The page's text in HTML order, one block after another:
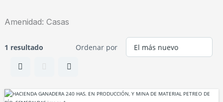
Amenidad: Casas
1 resultado Ordenar por